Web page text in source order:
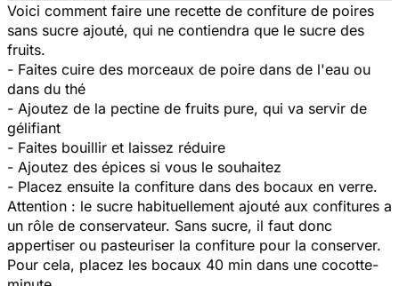
Voici comment faire une recette de confiture de poires
sans sucre ajouté, qui ne contiendra que le sucre des
fruits.
- Faites cuire des morceaux de poire dans de l'eau ou
dans du thé
- Ajoutez de la pectine de fruits pure, qui va servir de
gélifiant
- Faites bouillir et laissez réduire
- Ajoutez des épices si vous le souhaitez
- Placez ensuite la confiture dans des bocaux en verre.
Attention : le sucre habituellement ajouté aux confitures a
un rôle de conservateur. Sans sucre, il faut donc
appertiser ou pasteuriser la confiture pour la conserver.
Pour cela, placez les bocaux 40 min dans une cocotte-